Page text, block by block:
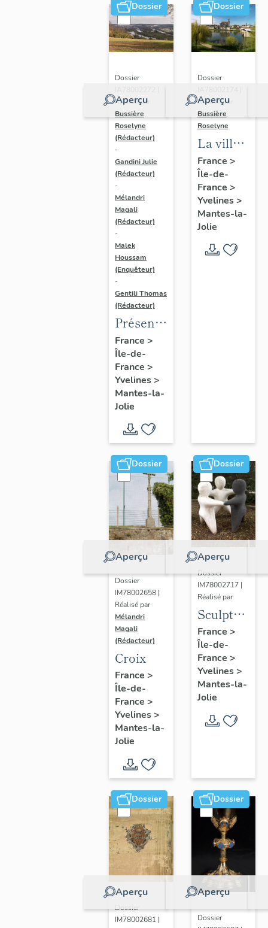
Dossier
Aperçu
Dossier
Réalisé par
Bussière
Roselyne
(Rédacteur)
-
Gandini Julie
(Rédacteur)
-
Mélandri
Magali
(Rédacteur)
-
Malek
Houssam
(Enquêteur)
-
Gentili Thomas
(Rédacteur)
Présentation
de
l'étude
France >
Île-de-
France >
Yvelines>
Mantes-la-
Jolie
Dossier
Aperçu
Dossier
Réalisé par
Bussière
Roselyne
La ville
de
Mantes-
la-Jolie
France >
Île-de-
France >
Yvelines>
Mantes-la-
Jolie
Dossier
Aperçu
Dossier
IM78002658 |
Réalisé par
Mélandri
Magali
(Rédacteur)
Croix
France >
Île-de-
France >
Yvelines>
Mantes-la-
Jolie
Dossier
Aperçu
Dossier
IM78002717 |
Réalisé par
Sculpture
: la
Ronde
France >
Île-de-
France >
Yvelines>
Mantes-la-
Jolie
Dossier
Aperçu
Dossier
IM78002681 |
Dossier
Aperçu
Dossier